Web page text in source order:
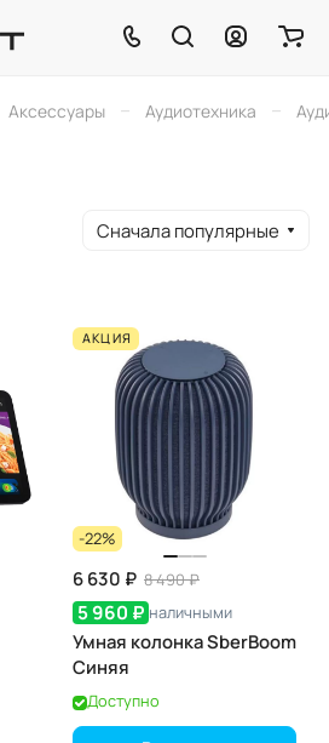
Аксессуары – Аудиотехника –
Сначала популярные
АКЦИЯ
-22%
6 630 ₽ 8 490 ₽
5 960 ₽ наличными
Умная колонка SberBoom
Синяя
Доступно